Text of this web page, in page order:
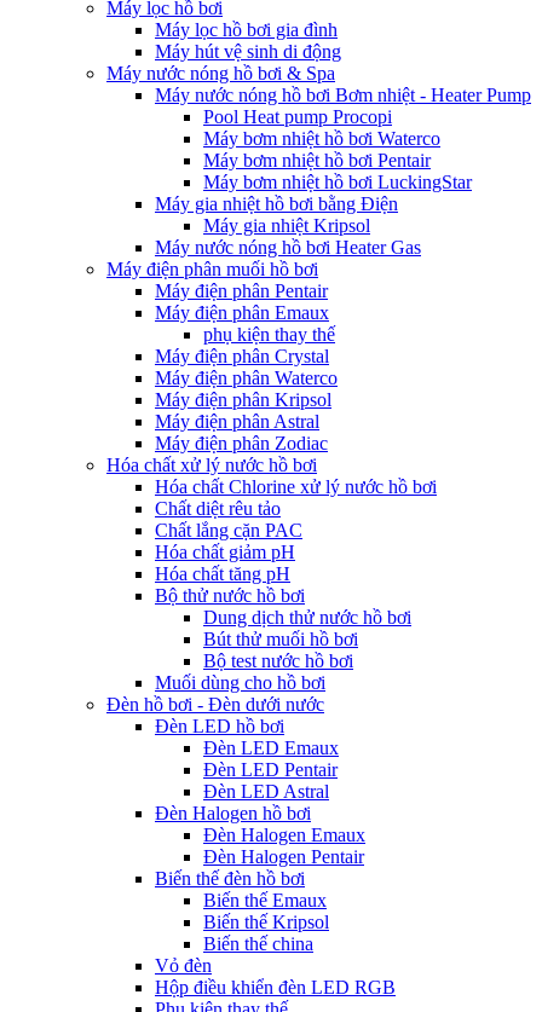
Máy lọc hồ bơi
Máy lọc hồ bơi gia đình
Máy hút vệ sinh di động
Máy nước nóng hồ bơi & Spa
Máy nước nóng hồ bơi Bơm nhiệt - Heater Pump
Pool Heat pump Procopi
Máy bơm nhiệt hồ bơi Waterco
Máy bơm nhiệt hồ bơi Pentair
Máy bơm nhiệt hồ bơi LuckingStar
Máy gia nhiệt hồ bơi bằng Điện
Máy gia nhiệt Kripsol
Máy nước nóng hồ bơi Heater Gas
Máy điện phân muối hồ bơi
Máy điện phân Pentair
Máy điện phân Emaux
phụ kiện thay thế
Máy điện phân Crystal
Máy điện phân Waterco
Máy điện phân Kripsol
Máy điện phân Astral
Máy điện phân Zodiac
Hóa chất xử lý nước hồ bơi
Hóa chất Chlorine xử lý nước hồ bơi
Chất diệt rêu tảo
Chất lắng cặn PAC
Hóa chất giảm pH
Hóa chất tăng pH
Bộ thử nước hồ bơi
Dung dịch thử nước hồ bơi
Bút thử muối hồ bơi
Bộ test nước hồ bơi
Muối dùng cho hồ bơi
Đèn hồ bơi - Đèn dưới nước
Đèn LED hồ bơi
Đèn LED Emaux
Đèn LED Pentair
Đèn LED Astral
Đèn Halogen hồ bơi
Đèn Halogen Emaux
Đèn Halogen Pentair
Biến thế đèn hồ bơi
Biến thế Emaux
Biến thế Kripsol
Biến thế china
Vỏ đèn
Hộp điều khiển đèn LED RGB